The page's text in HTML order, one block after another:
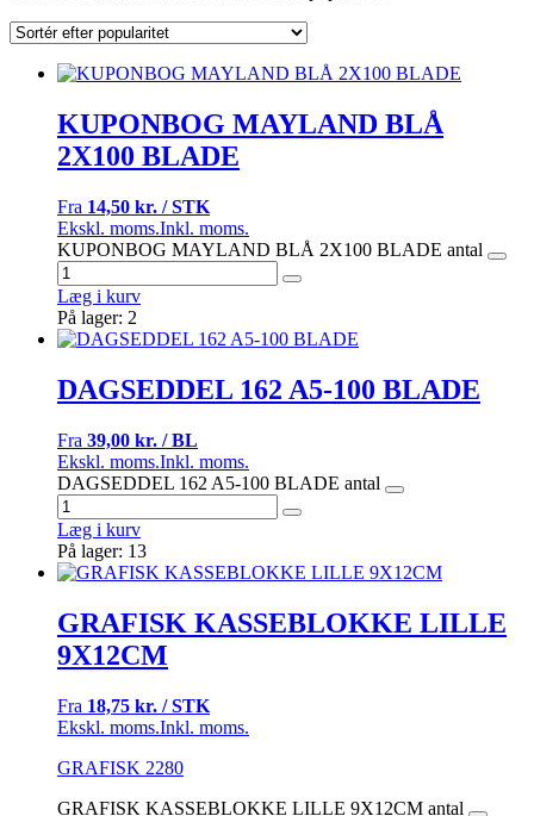
KUPONBOG MAYLAND BLÅ
2X100 BLADE
Fra 14,50 kr. / STK
Ekskl. moms.Inkl. moms.
KUPONBOG MAYLAND BLÅ 2X100 BLADE antal
Læg i kurv
På lager: 2
DAGSEDDEL 162 A5-100 BLADE
Fra 39,00 kr. / BL
Ekskl. moms.Inkl. moms.
DAGSEDDEL 162 A5-100 BLADE antal
Læg i kurv
På lager: 13
GRAFISK KASSEBLOKKE LILLE
9X12CM
Fra 18,75 kr. / STK
Ekskl. moms.Inkl. moms.
GRAFISK 2280
GRAFISK KASSEBLOKKE LILLE 9X12CM antal